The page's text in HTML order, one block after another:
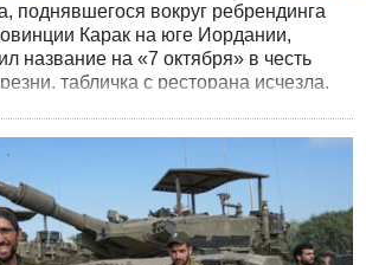
поднявшегося вокруг ребрендинга
Карак на юге Иордании,
название на «7 октября» в честь
табличка с ресторана исчезла.